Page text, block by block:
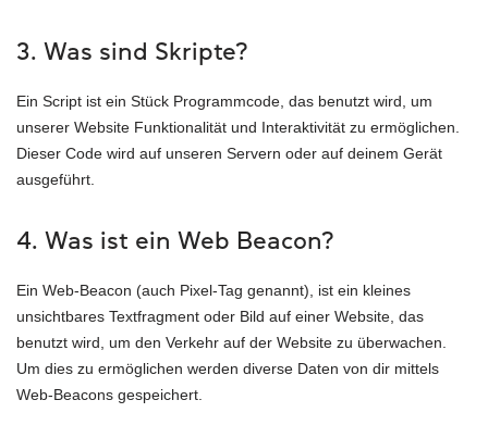
3. Was sind Skripte?
Ein Script ist ein Stück Programmcode, das benutzt wird, um
unserer Website Funktionalität und Interaktivität zu ermöglichen.
Dieser Code wird auf unseren Servern oder auf deinem Gerät
ausgeführt.
4. Was ist ein Web Beacon?
Ein Web-Beacon (auch Pixel-Tag genannt), ist ein kleines
unsichtbares Textfragment oder Bild auf einer Website, das
benutzt wird, um den Verkehr auf der Website zu überwachen.
Um dies zu ermöglichen werden diverse Daten von dir mittels
Web-Beacons gespeichert.